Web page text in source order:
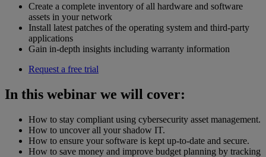
Create a complete inventory of all hardware and software
assets in your network
Install latest patches of the operating system and third-party
applications
Gain in-depth insights including warranty information
Request a free trial
In this webinar we will cover:
How to stay compliant using cybersecurity asset management.
How to uncover all your shadow IT.
How to ensure your software is kept up-to-date and secure.
How to save money and improve budget planning by tracking